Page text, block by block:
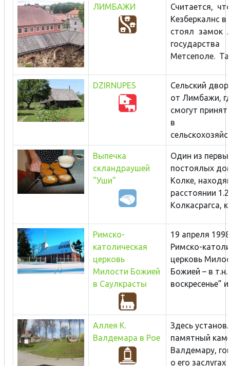
ЛИМБАЖИ
Считается,
Кезберкалнс
стоял замок
Метсеполе.
DZIRNUPES
Сельский
от Лимбажи,
смогут
в
Выпечка
скландраушей
"Уши"
Один из
постоялых
Колке,
расстоянии
Колкасрагса,
Римско-
католическая
церковь
Милости Божией
в Саулкрасты
19 апреля
Римско-
церковь
Божией – в т.н.
воскресенье”
Аллея К.
Валдемара в Рое
Здесь
памятный
Валдемару,
о его заслугах